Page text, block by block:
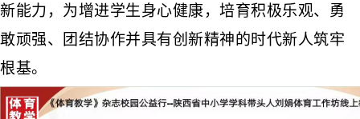
新能力， 为增进学生身心健康，培育积极乐观、勇
敢顽强、团结协作并具有创新精神的时代新人筑牢
根基。